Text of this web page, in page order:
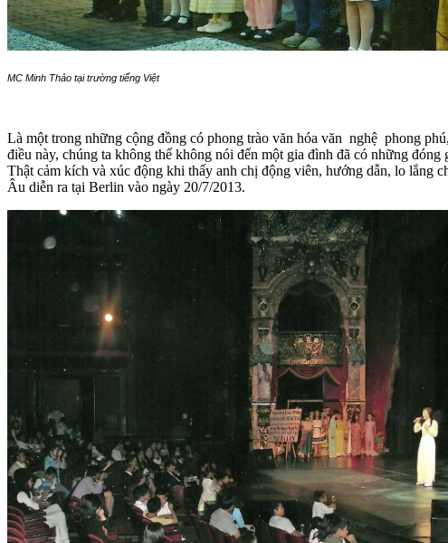
MC Minh Thảo tại trường tiếng Việt
Là một trong những cộng đồng có phong trào văn hóa văn nghệ phong
điều này, chúng ta không thể không nói đến một gia đình đã có những
Thật cảm kích và xúc động khi thấy anh chị động viên, hướng dẫn, lo lắng
Âu diễn ra tại Berlin vào ngày 20/7/2013.